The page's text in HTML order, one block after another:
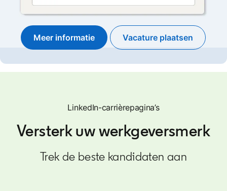
Meer informatie Vacature plaatsen
opens in a new
LinkedIn-carrièrepagina’s
Versterk uw werkgeversmerk
Trek de beste kandidaten aan